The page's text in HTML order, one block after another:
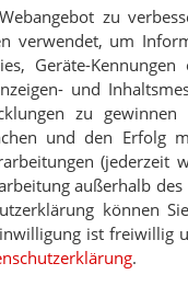
zu
verwendet, um
Geräte-Kennungen
und
zu
und den Erfolg
(jederzeit
außerhalb des
können
ist freiwillig
.